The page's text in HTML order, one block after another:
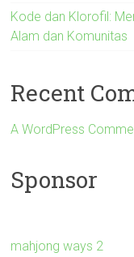
Kode dan Klorofil:
Alam dan Komunitas
Recent
A WordPress
Sponsor
mahjong ways 2